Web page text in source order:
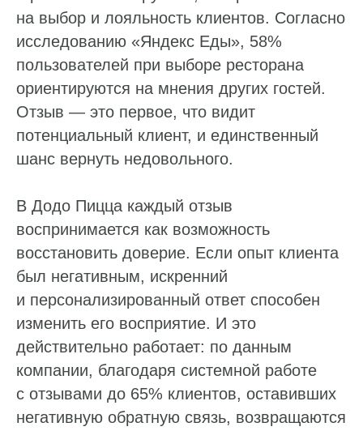
на выбор и лояльность клиентов. Согласно
исследованию «Яндекс Еды», 58%
пользователей при выборе ресторана
ориентируются на мнения других гостей.
Отзыв — это первое, что видит
потенциальный клиент, и единственный
шанс вернуть недовольного.
В Додо Пицца каждый отзыв
воспринимается как возможность
восстановить доверие. Если опыт клиента
был негативным, искренний
и персонализированный ответ способен
изменить его восприятие. И это
действительно работает: по данным
компании, благодаря системной работе
с отзывами до 65% клиентов, оставивших
негативную обратную связь, возвращаются